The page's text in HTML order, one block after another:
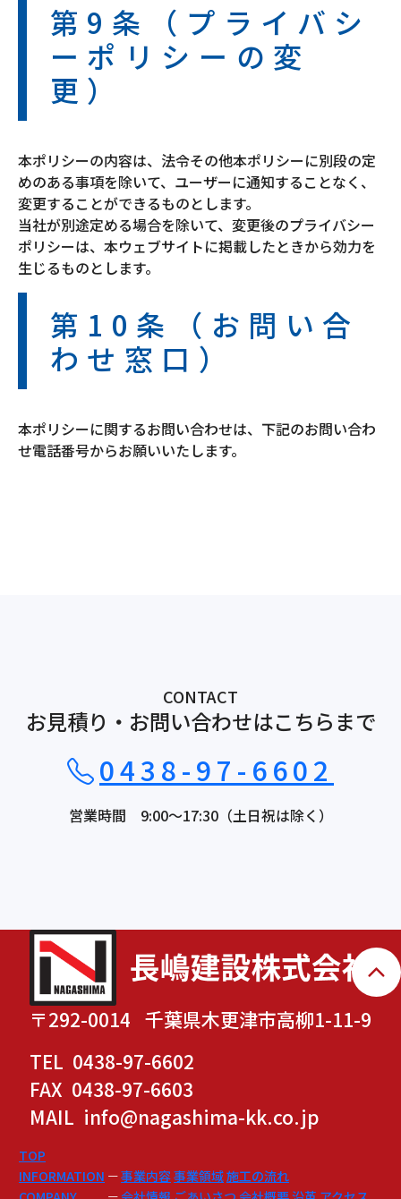
第9条（プライバシ
ーポリシーの変
更）
本ポリシーの内容は、法令その他本ポリシーに別段の定
めのある事項を除いて、ユーザーに通知することなく、
変更することができるものとします。
当社が別途定める場合を除いて、変更後のプライバシー
ポリシーは、本ウェブサイトに掲載したときから効力を
生じるものとします。
第10条（お問い合
わせ窓口）
本ポリシーに関するお問い合わせは、下記のお問い合わ
せ電話番号からお願いいたします。
CONTACT
お見積り・お問い合わせはこちらまで
0438-97-6602
営業時間 9:00～17:30（土日祝は除く）
〒292-0014 千葉県木更津市高柳1-11-9
TEL 0438-97-6602
FAX 0438-97-6603
MAIL info@nagashima-kk.co.jp
TOP
INFORMATION
事業内容事業領域施工の流れ